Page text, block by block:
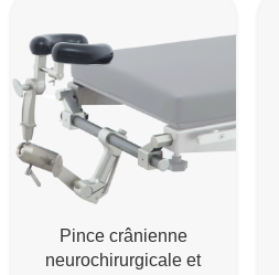
Pince crânienne
neurochirurgicale et